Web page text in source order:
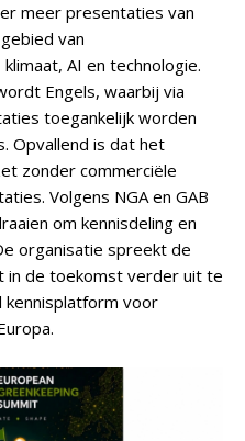
meer presentaties van
van
AI en technologie.
Engels, waarbij via
toegankelijk worden
Opvallend is dat het
zonder commerciële
Volgens NGA en GAB
om kennisdeling en
organisatie spreekt de
in de toekomst verder uit te
voor